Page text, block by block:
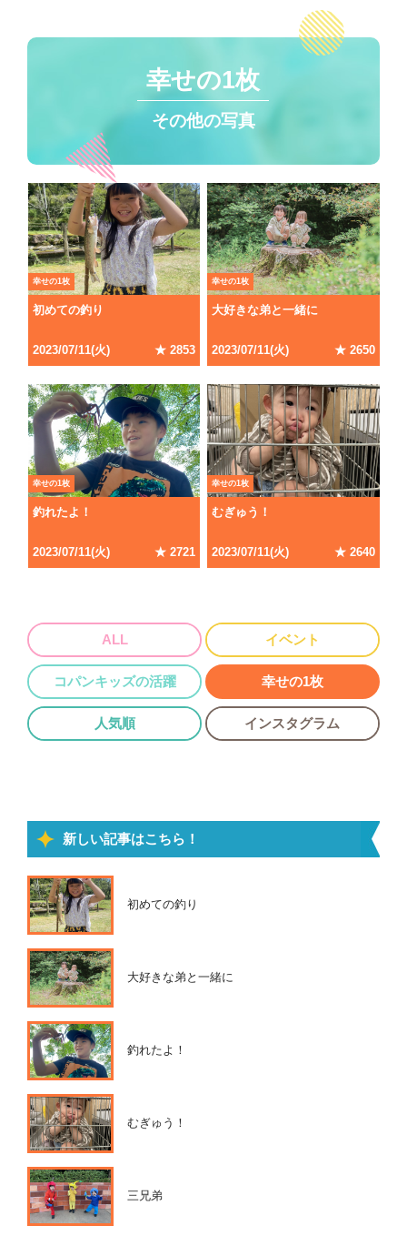
幸せの1枚
その他の写真
幸せの1枚
初めての釣り
2023/07/11(火) ★ 2853
幸せの1枚
大好きな弟と一緒に
2023/07/11(火) ★ 2650
幸せの1枚
釣れたよ！
2023/07/11(火) ★ 2721
幸せの1枚
むぎゅう！
2023/07/11(火) ★ 2640
ALL イベント
コパンキッズの活躍 幸せの1枚
人気順 インスタグラム
新しい記事はこちら！
初めての釣り
大好きな弟と一緒に
釣れたよ！
むぎゅう！
三兄弟